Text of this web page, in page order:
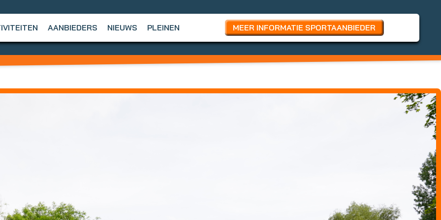
AANBIEDERS NIEUWS PLEINEN MEER INFORMATIE SPORTAANBIEDER